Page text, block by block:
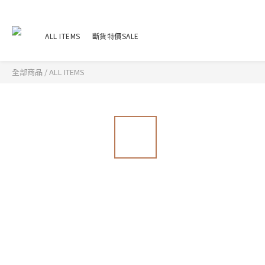
ALL ITEMS 斷貨特價SALE
全部商品 /ALL ITEMS